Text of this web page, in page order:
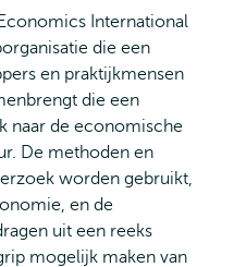
International
die een
en praktijkmensen
die een
naar de economische
De methoden en
worden gebruikt,
en de
uit een reeks
mogelijk maken van